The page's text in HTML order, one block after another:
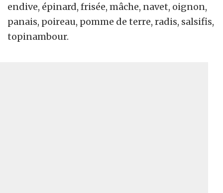
endive, épinard, frisée, mâche, navet, oignon,
panais, poireau, pomme de terre, radis, salsifis,
topinambour.